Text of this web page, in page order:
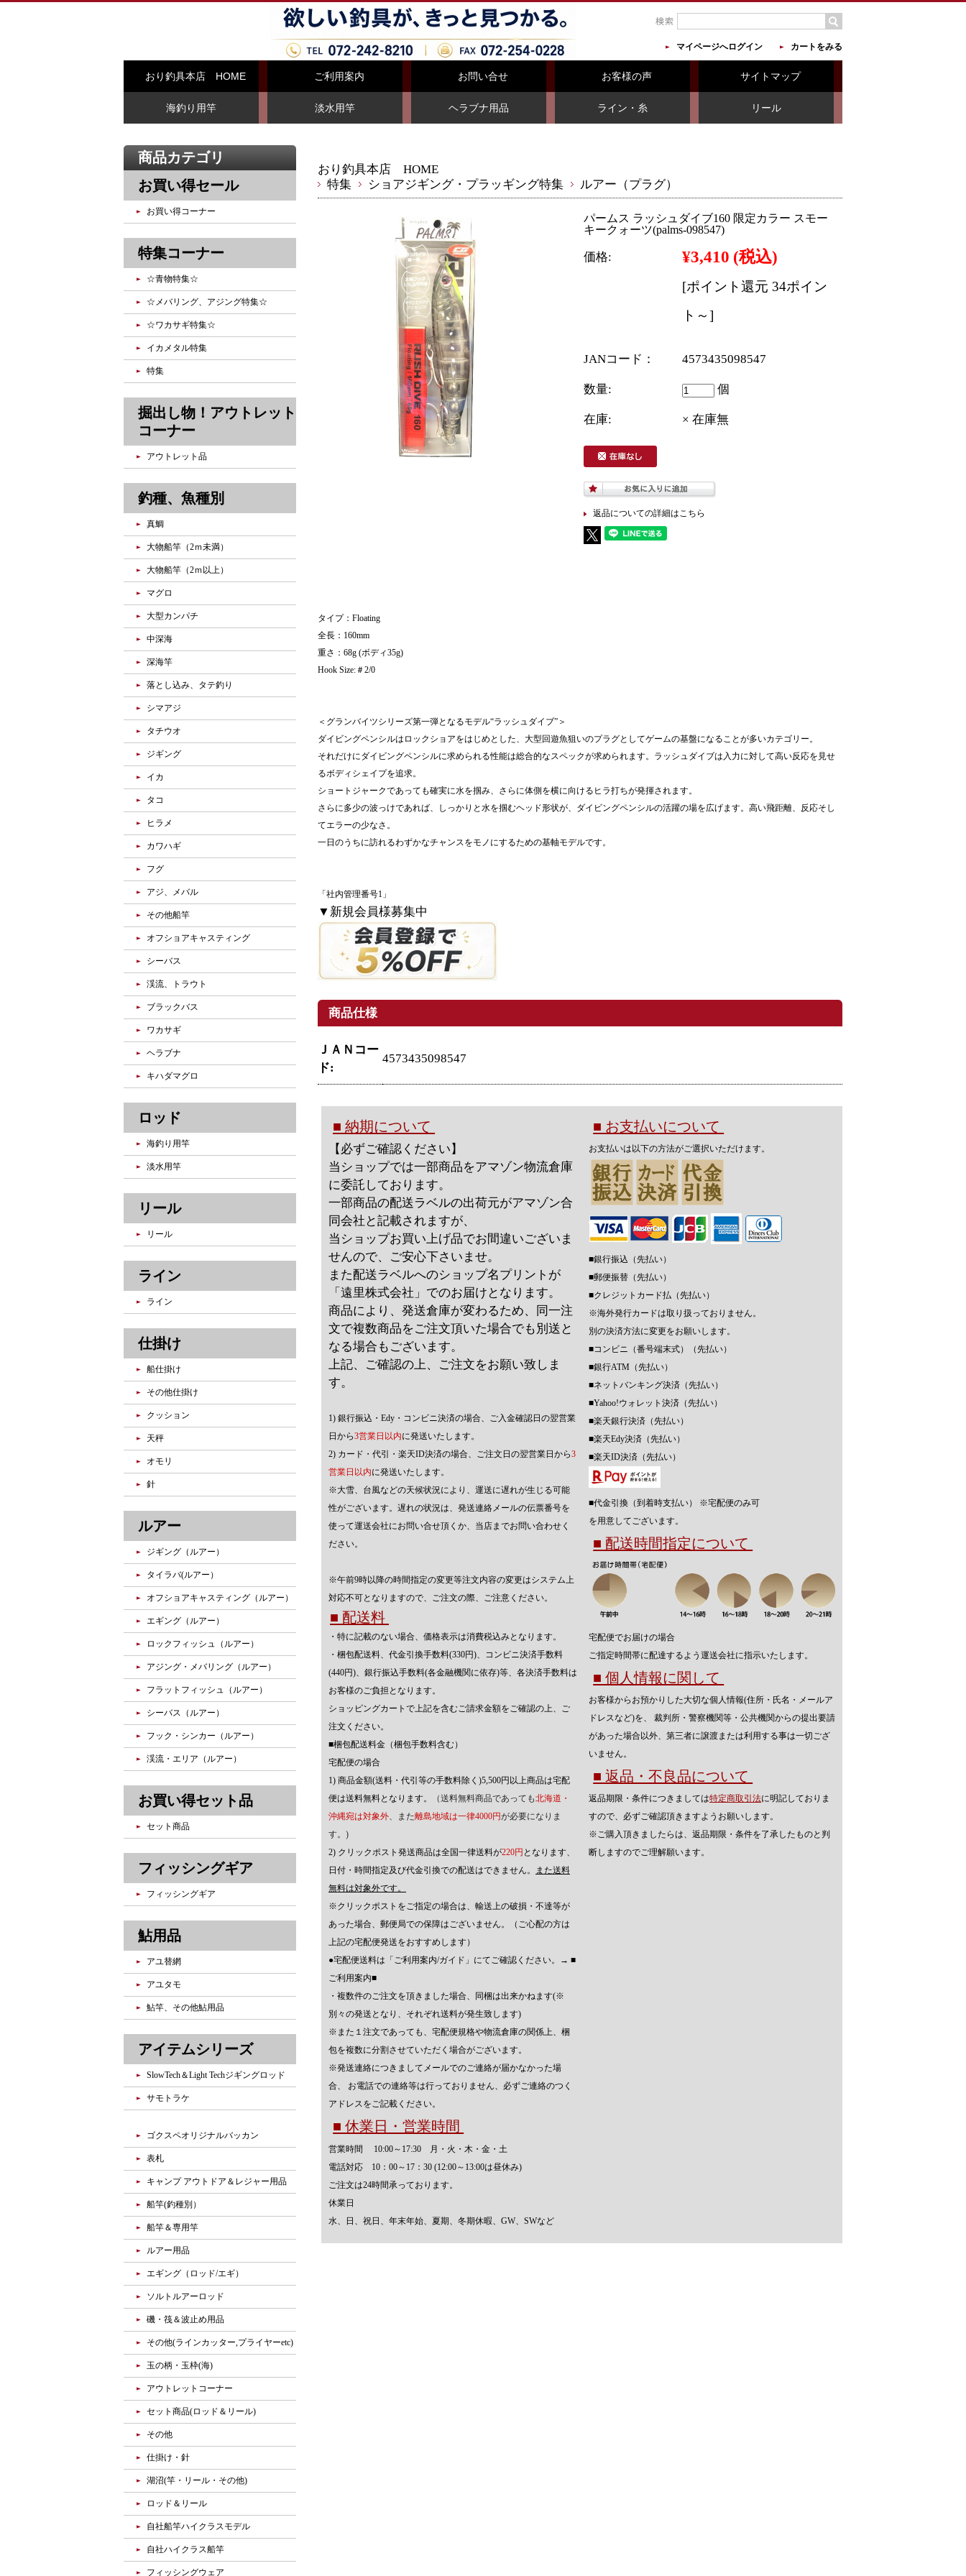
マイページへログイン カートをみる
おり釣具本店 HOME ご利用案内 お問い合せ お客様の声 サイトマップ
海釣り用竿 淡水用竿 ヘラブナ用品 ライン・糸 リール
おり釣具本店 HOME
特集
ショアジギング・プラッギング特集 ルアー（プラグ）
パームス ラッシュダイブ160 限定カラー スモー
キークォーツ(palms-098547)
価格: ¥3,410 (税込)
[ポイント還元 34ポイン
ト～]
JANコード： 4573435098547
数量: 個
在庫: × 在庫無
返品についての詳細はこちら
タイプ：Floating
全長：160mm
重さ：68g (ボディ35g)
Hook Size:＃2/0
＜グランバイツシリーズ第一弾となるモデル“ラッシュダイブ”＞
ダイビングペンシルはロックショアをはじめとした、大型回遊魚狙いのプラグとしてゲームの基盤になることが多いカテゴリー。
それだけにダイビングペンシルに求められる性能は総合的なスペックが求められます。ラッシュダイブは入力に対して高い反応を見せ
るボディシェイプを追求。
ショートジャークであっても確実に水を掴み、さらに体側を横に向けるヒラ打ちが発揮されます。
さらに多少の波っけであれば、しっかりと水を掴むヘッド形状が、ダイビングペンシルの活躍の場を広げます。高い飛距離、反応そし
てエラーの少なさ。
一日のうちに訪れるわずかなチャンスをモノにするための基軸モデルです。
「社内管理番号1」
▼新規会員様募集中
商品仕様
ＪＡＮコー
ド:
4573435098547
■ 納期について
【必ずご確認ください】
当ショップでは一部商品をアマゾン物流倉庫
に委託しております。
一部商品の配送ラベルの出荷元がアマゾン合
同会社と記載されますが、
当ショップお買い上げ品でお間違いございま
せんので、ご安心下さいませ。
また配送ラベルへのショップ名プリントが
「遠里株式会社」でのお届けとなります。
商品により、発送倉庫が変わるため、同一注
文で複数商品をご注文頂いた場合でも別送と
なる場合もございます。
上記、ご確認の上、ご注文をお願い致しま
す。
1) 銀行振込・Edy・コンビニ決済の場合、ご入金確認日の翌営業
日から3営業日以内に発送いたします。
2) カード・代引・楽天ID決済の場合、ご注文日の翌営業日から3
営業日以内に発送いたします。
※大雪、台風などの天候状況により、運送に遅れが生じる可能
性がございます。遅れの状況は、発送連絡メールの伝票番号を
使って運送会社にお問い合せ頂くか、当店までお問い合わせく
ださい。
※午前9時以降の時間指定の変更等注文内容の変更はシステム上
対応不可となりますので、ご注文の際、ご注意ください。
■ 配送料
・特に記載のない場合、価格表示は消費税込みとなります。
・梱包配送料、代金引換手数料(330円)、コンビニ決済手数料
(440円)、銀行振込手数料(各金融機関に依存)等、各決済手数料は
お客様のご負担となります。
ショッピングカートで上記を含むご請求金額をご確認の上、ご
注文ください。
■梱包配送料金（梱包手数料含む）
宅配便の場合
1) 商品金額(送料・代引等の手数料除く)5,500円以上商品は宅配
便は送料無料となります。
（送料無料商品であっても北海道・
沖縄宛は対象外、また離島地域は一律4000円が必要になりま
す。)
2) クリックポスト発送商品は全国一律送料が220円 となります、
日付・時間指定及び代金引換での配送はできません。
また送料
無料は対象外です。
※クリックポストをご指定の場合は、輸送上の破損・不達等が
あった場合、郵便局での保障はございません。（ご心配の方は
上記の宅配便発送をおすすめします）
●宅配便送料は「ご利用案内/ガイド」にてご確認ください。→ ■
ご利用案内■
・複数件のご注文を頂きました場合、同梱は出来かねます(※
別々の発送となり、それぞれ送料が発生致します)
※また１注文であっても、宅配便規格や物流倉庫の関係上、梱
包を複数に分割させていただく場合がございます。
※発送連絡につきましてメールでのご連絡が届かなかった場
合、 お電話での連絡等は行っておりません、必ずご連絡のつく
アドレスをご記載ください。
■ 休業日・営業時間
営業時間 10:00～17:30 月・火・木・金・土
電話対応 10：00～17：30 (12:00～13:00は昼休み)
ご注文は24時間承っております。
休業日
水、日、祝日、年末年始、夏期、冬期休暇、GW、SWなど
■ お支払いについて
お支払いは以下の方法がご選択いただけます。
■銀行振込（先払い）
■郵便振替（先払い）
■クレジットカード払（先払い）
※海外発行カードは取り扱っておりません。
別の決済方法に変更をお願いします。
■コンビニ（番号端末式）（先払い）
■銀行ATM（先払い）
■ネットバンキング決済（先払い）
■Yahoo!ウォレット決済（先払い）
■楽天銀行決済（先払い）
■楽天Edy決済（先払い）
■楽天ID決済（先払い）
■代金引換（到着時支払い） ※宅配便のみ可
を用意してございます。
■ 配送時間指定について
宅配便でお届けの場合
ご指定時間帯に配達するよう運送会社に指示いたします。
■ 個人情報に関して
お客様からお預かりした大切な個人情報(住所・氏名・メールア
ドレスなど)を、 裁判所・警察機関等・公共機関からの提出要請
があった場合以外、第三者に譲渡または利用する事は一切ござ
いません。
■ 返品・不良品について
返品期限・条件につきましては特定商取引法に明記しておりま
すので、必ずご確認頂きますようお願いします。
※ご購入頂きましたらは、返品期限・条件を了承したものと判
断しますのでご理解願います。
商品カテゴリ
お買い得セール
お買い得コーナー
特集コーナー
☆青物特集☆
☆メバリング、アジング特集☆
☆ワカサギ特集☆
イカメタル特集
特集
掘出し物！アウトレット
コーナー
アウトレット品
釣種、魚種別
真鯛
大物船竿（2ｍ未満）
大物船竿（2ｍ以上）
マグロ
大型カンパチ
中深海
深海竿
落とし込み、タテ釣り
シマアジ
タチウオ
ジギング
イカ
タコ
ヒラメ
カワハギ
フグ
アジ、メバル
その他船竿
オフショアキャスティング
シーバス
渓流、トラウト
ブラックバス
ワカサギ
ヘラブナ
キハダマグロ
ロッド
海釣り用竿
淡水用竿
リール
リール
ライン
ライン
仕掛け
船仕掛け
その他仕掛け
クッション
天秤
オモリ
針
ルアー
ジギング（ルアー）
タイラバ(ルアー）
オフショアキャスティング（ルアー）
エギング（ルアー）
ロックフィッシュ（ルアー）
アジング・メバリング（ルアー）
フラットフィッシュ（ルアー）
シーバス（ルアー）
フック・シンカー（ルアー）
渓流・エリア（ルアー）
お買い得セット品
セット商品
フィッシングギア
フィッシングギア
鮎用品
アユ替網
アユタモ
鮎竿、その他鮎用品
アイテムシリーズ
SlowTech＆Light Techジギングロッド
サモトラケ
ゴクスペオリジナルバッカン
表札
キャンプ アウトドア＆レジャー用品
船竿(釣種別）
船竿＆専用竿
ルアー用品
エギング（ロッド/エギ）
ソルトルアーロッド
磯・筏＆波止め用品
その他(ラインカッター,プライヤーetc)
玉の柄・玉枠(海)
アウトレットコーナー
セット商品(ロッド＆リール)
その他
仕掛け・針
湖沼(竿・リール・その他)
ロッド＆リール
自社船竿ハイクラスモデル
自社ハイクラス船竿
フィッシングウェア